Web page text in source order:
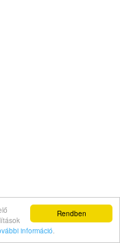
Rendben
információ.